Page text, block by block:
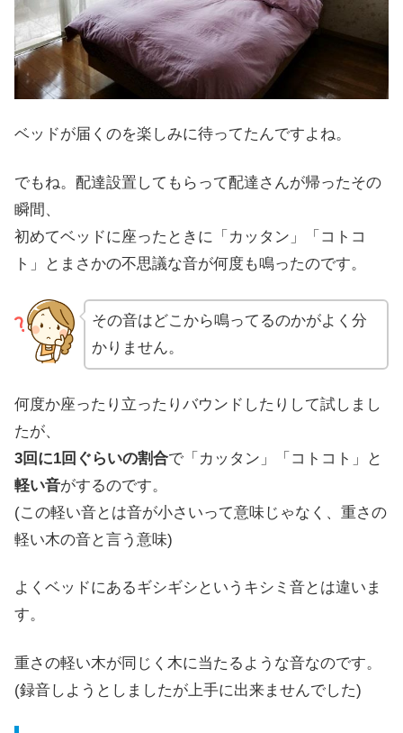
ベッドが届くのを楽しみに待ってたんですよね。
でもね。配達設置してもらって配達さんが帰ったその
瞬間、
初めてベッドに座ったときに 「カッタン」「コトコ
ト」
とまさかの不思議な音が何度も鳴ったのです。
その音はどこから鳴ってるのかがよく分
かりません。
何度か座ったり立ったりバウンドしたりして試しまし
たが、
3回に1回ぐらいの割合で「カッタン」「コトコト」と
軽い音がするのです。
(この軽い音とは音が小さいって意味じゃなく、 重さの
軽い木の音と言う意味)
よくベッドにあるギシギシというキシミ音とは違い ま
す。
重さの軽い木が同じく木に当たるような音なのです。
(録音しようとしましたが上手に出来ませんでした)